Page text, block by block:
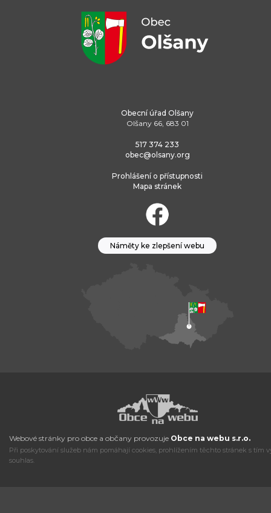
Obecní úřad Olšany
Olšany 66, 683 01
517 374 233
obec@olsany.org
Prohlášení o přístupnosti
Mapa stránek
Náměty ke zlepšení webu
Webové stránky pro obce a občany provozuje Obce na webu s.r.o.
Při poskytování služeb nám pomáhají cookies, prohlížením těchto stránek s tím
souhlas.